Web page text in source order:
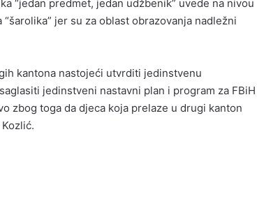
“jedan predmet, jedan udžbenik” uvede na nivou
jer su za oblast obrazovanja nadležni
kantona nastojeći utvrditi jedinstvenu
jedinstveni nastavni plan i program za FBiH
zbog toga da djeca koja prelaze u drugi kanton